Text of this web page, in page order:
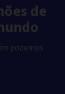
de
podemos